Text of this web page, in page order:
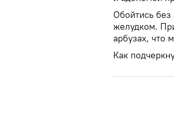
Обойтись
желудком.
арбузах, что
Как